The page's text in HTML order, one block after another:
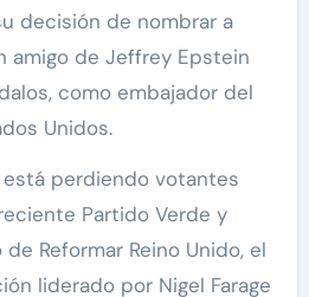
decisión de nombrar a
amigo de Jeffrey Epstein
como embajador del
Unidos.
perdiendo votantes
Partido Verde y
Reformar Reino Unido, el
liderado por Nigel Farage